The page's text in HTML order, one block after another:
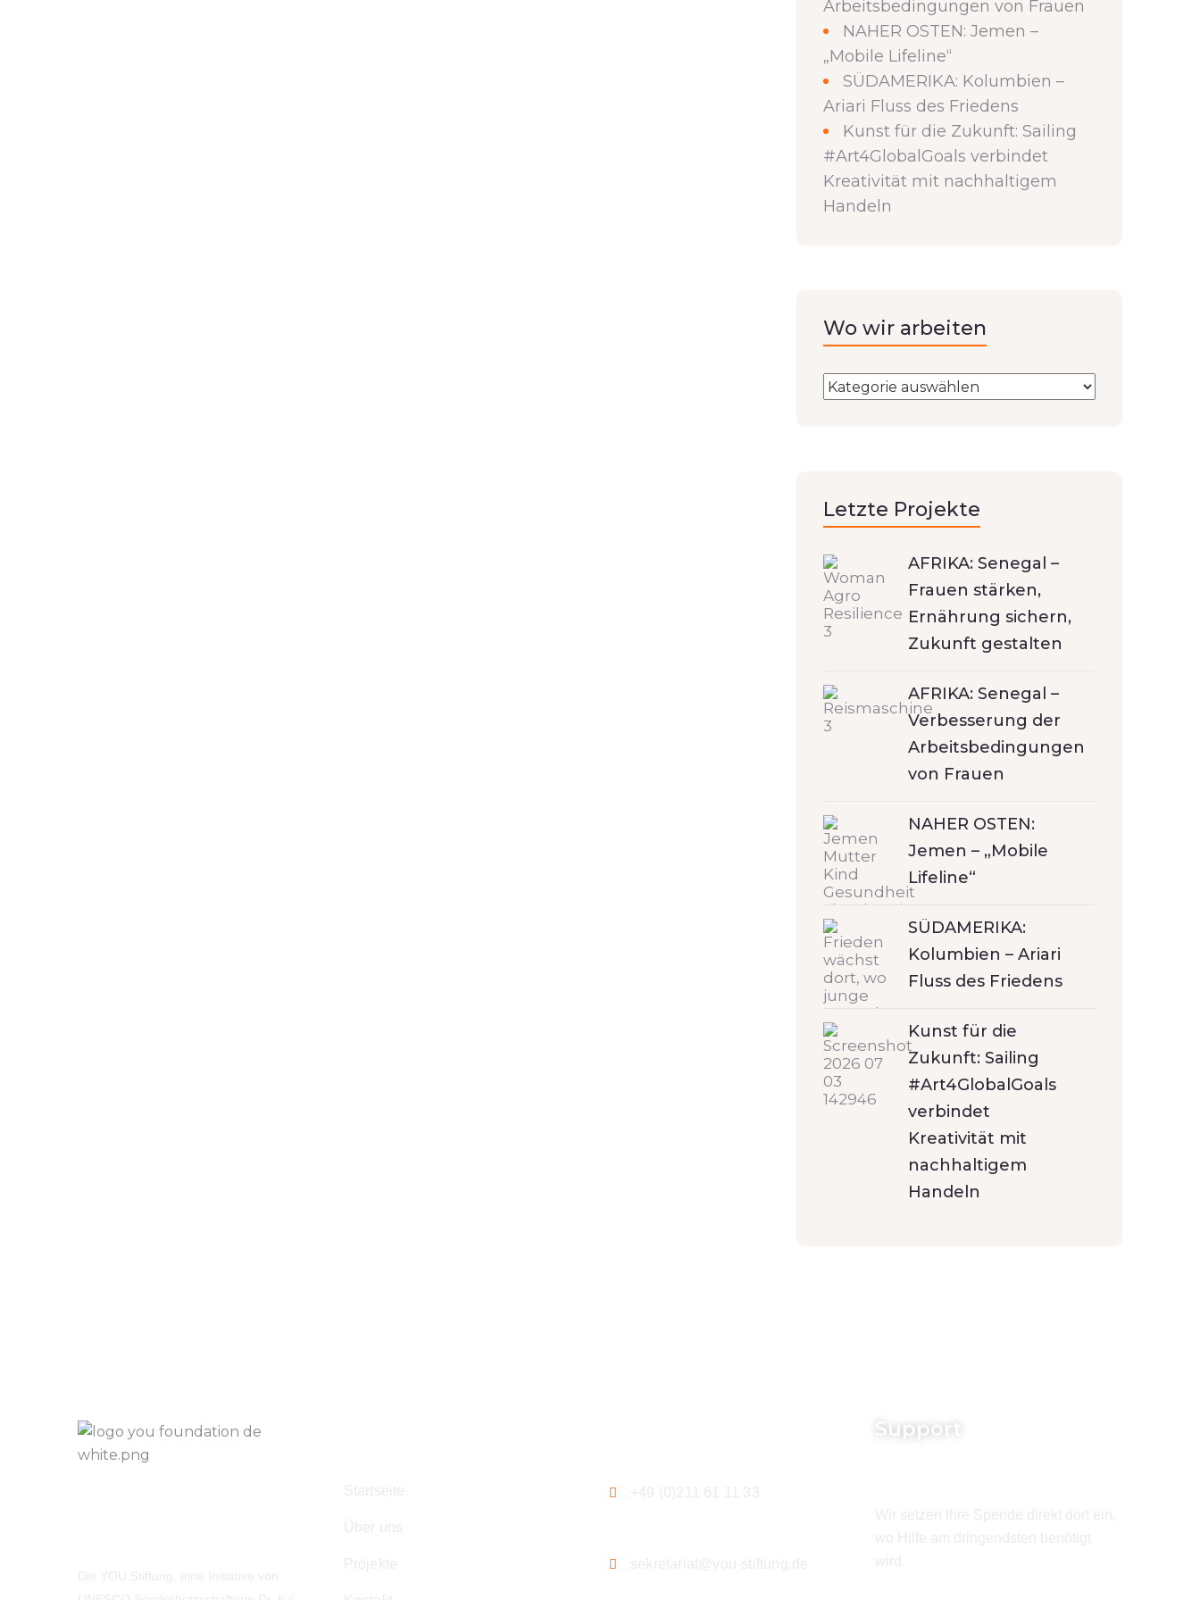
Arbeitsbedingungen von Frauen
NAHER OSTEN: Jemen –
„Mobile Lifeline“
SÜDAMERIKA: Kolumbien –
Ariari Fluss des Friedens
Kunst für die Zukunft: Sailing
#Art4GlobalGoals verbindet
Kreativität mit nachhaltigem
Handeln
Wo wir arbeiten
Letzte Projekte
AFRIKA: Senegal –
Frauen stärken,
Ernährung sichern,
Zukunft gestalten
AFRIKA: Senegal –
Verbesserung der
Arbeitsbedingungen
von Frauen
NAHER OSTEN:
Jemen – „Mobile
Lifeline“
SÜDAMERIKA:
Kolumbien – Ariari
Fluss des Friedens
Kunst für die
Zukunft: Sailing
#Art4GlobalGoals
verbindet
Kreativität mit
nachhaltigem
Handeln
Support